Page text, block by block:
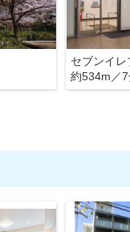
約534m／